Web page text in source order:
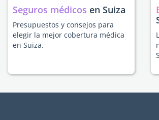
Seguros médicos en Suiza
Presupuestos y consejos para
elegir la mejor cobertura médica
en Suiza.